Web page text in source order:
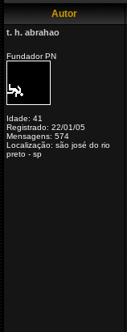
Autor
t. h. abrahao
Fundador PN
Idade: 41
Registrado: 22/01/05
Mensagens: 574
Localização: são josé do rio
preto - sp